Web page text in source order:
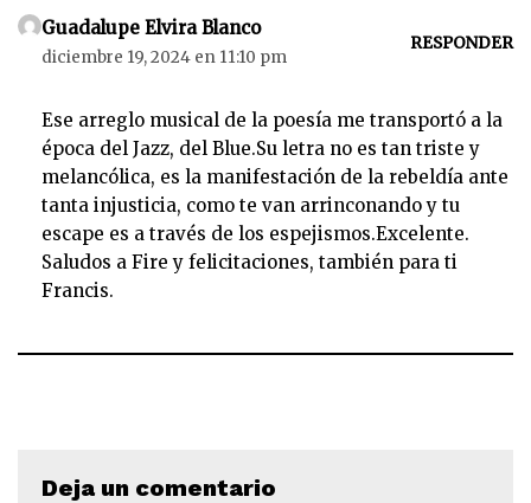
r
d
Guadalupe Elvira Blanco
diciembre 19, 2024 en 11:10 pm
RESPONDER
Ese arreglo musical de la poesía me transportó a la
época del Jazz, del Blue.Su letra no es tan triste y
melancólica, es la manifestación de la rebeldía ante
tanta injusticia, como te van arrinconando y tu
escape es a través de los espejismos.Excelente.
Saludos a Fire y felicitaciones, también para ti
Francis.
Deja un comentario